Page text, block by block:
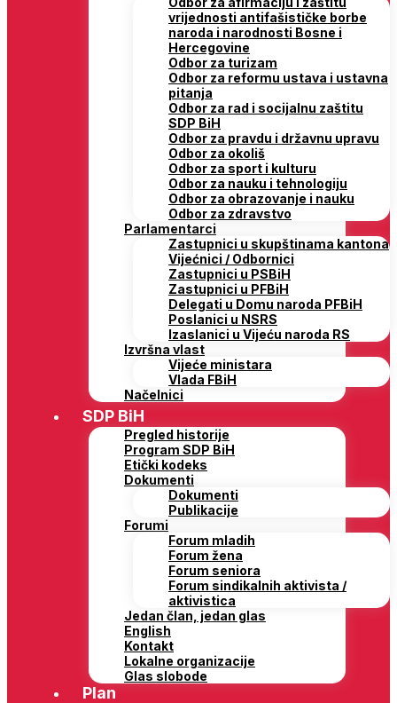
vrijednosti antifašističke borbe
naroda i narodnosti Bosne i
Hercegovine
Odbor za turizam
Odbor za reformu ustava i ustavna
pitanja
Odbor za rad i socijalnu zaštitu
SDP BiH
Odbor za pravdu i državnu upravu
Odbor za okoliš
Odbor za sport i kulturu
Odbor za nauku i tehnologiju
Odbor za obrazovanje i nauku
Odbor za zdravstvo
Parlamentarci
Zastupnici u skupštinama kantona
Vijećnici / Odbornici
Zastupnici u PSBiH
Zastupnici u PFBiH
Delegati u Domu naroda PFBiH
Poslanici u NSRS
Izaslanici u Vijeću naroda RS
Izvršna vlast
Vijeće ministara
Vlada FBiH
Načelnici
SDP BiH
Pregled historije
Program SDP BiH
Etički kodeks
Dokumenti
Dokumenti
Publikacije
Forumi
Forum mladih
Forum žena
Forum seniora
Forum sindikalnih aktivista /
aktivistica
Jedan član, jedan glas
English
Kontakt
Lokalne organizacije
Glas slobode
Plan